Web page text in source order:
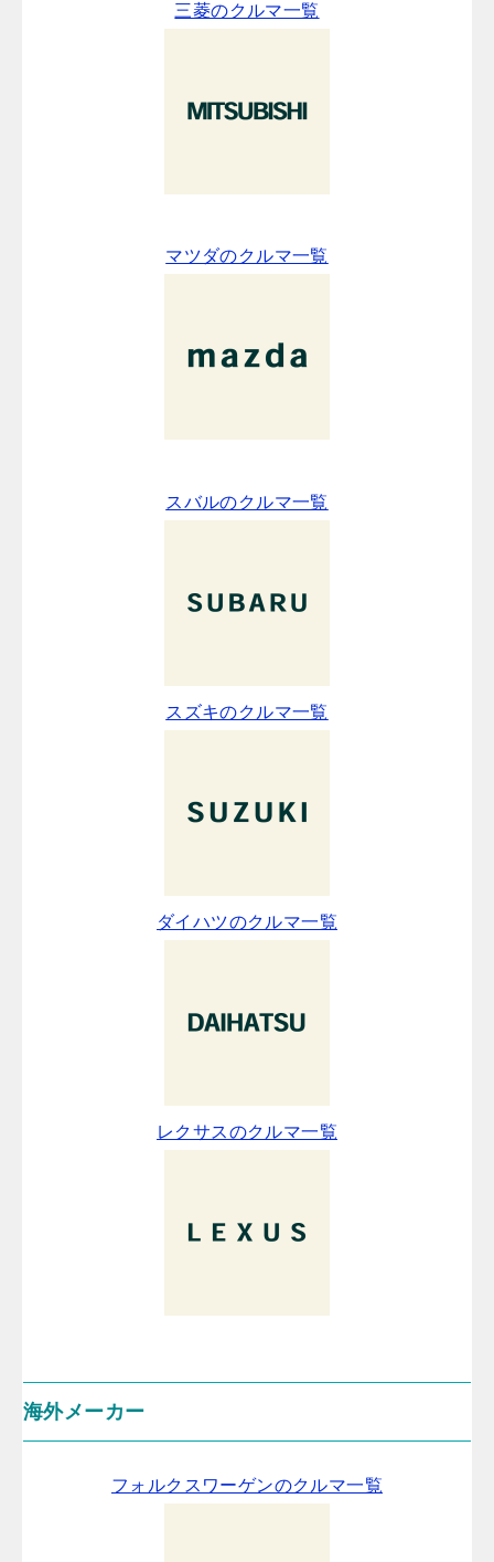
三菱のクルマ一覧
マツダのクルマ一覧
スバルのクルマ一覧
スズキのクルマ一覧
ダイハツのクルマ一覧
レクサスのクルマ一覧
海外メーカー
フォルクスワーゲンのクルマ一覧